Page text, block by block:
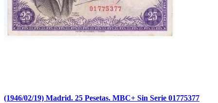
(1946/02/19) Madrid. 25 Pesetas. MBC+ Sin Serie 01775377